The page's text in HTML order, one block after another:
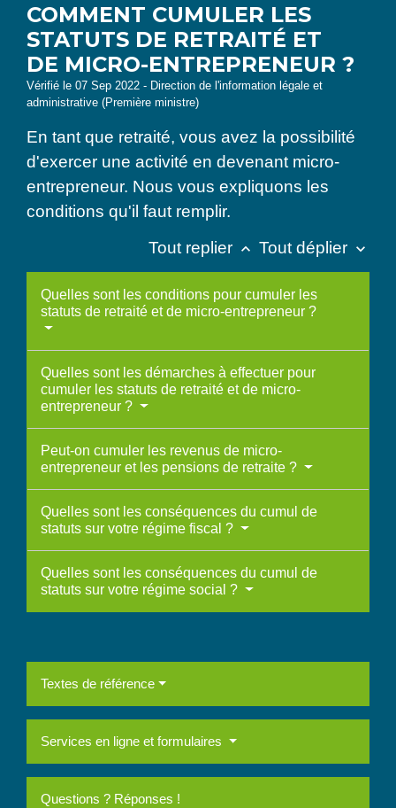
COMMENT CUMULER LES
STATUTS DE RETRAITÉ ET
DE MICRO-ENTREPRENEUR ?
Vérifié le 07 Sep 2022 - Direction de l'information légale et
administrative (Première ministre)
En tant que retraité, vous avez la possibilité
d'exercer une activité en devenant micro-
entrepreneur. Nous vous expliquons les
conditions qu'il faut remplir.
Tout replier keyboard_arrow_up Tout déplier keyboard_arrow_down
Quelles sont les conditions pour cumuler les
statuts de retraité et de micro-entrepreneur ?
Quelles sont les démarches à effectuer pour
cumuler les statuts de retraité et de micro-
entrepreneur ?
Peut-on cumuler les revenus de micro-
entrepreneur et les pensions de retraite ?
Quelles sont les conséquences du cumul de
statuts sur votre régime fiscal ?
Quelles sont les conséquences du cumul de
statuts sur votre régime social ?
Textes de référence
Services en ligne et formulaires
Questions ? Réponses !